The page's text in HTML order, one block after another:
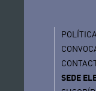
SEDE